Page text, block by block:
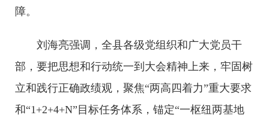
障。
刘海亮强调，全县各级党组织和广大党员干
部，要把思想和行动统一到大会精神上来，牢固树
立和践行正确政绩观，聚焦“两高四着力”重大要求
和“1+2+4+N”目标任务体系，锚定“一枢纽两基地